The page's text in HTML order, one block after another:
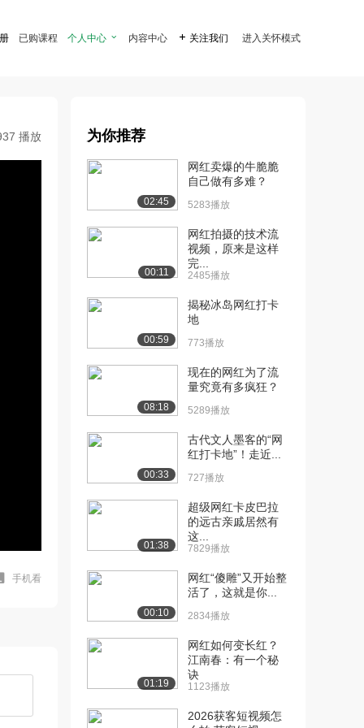
已购课程 个人中心  内容中心  关注我们 进入关怀模式
播放
手机看
为你推荐
02:45
网红卖爆的牛脆脆
自己做有多难？
5283播放
00:11
网红拍摄的技术流
视频，原来是这样
完...
2485播放
00:59
揭秘冰岛网红打卡
地
773播放
08:18
现在的网红为了流
量究竟有多疯狂？
5289播放
00:33
古代文人墨客的“网
红打卡地”！走近...
727播放
01:38
超级网红卡皮巴拉
的远古亲戚居然有
这...
7829播放
00:10
网红“傻雕”又开始整
活了，这就是你...
2834播放
01:19
网红如何变长红？
江南春：有一个秘
诀
1123播放
2026获客短视频怎